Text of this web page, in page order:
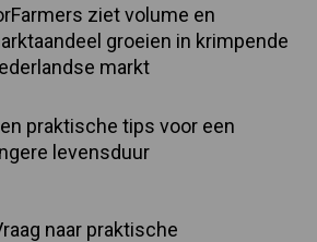
ziet volume en
groeien in krimpende
markt
praktische tips voor een
levensduur
naar praktische